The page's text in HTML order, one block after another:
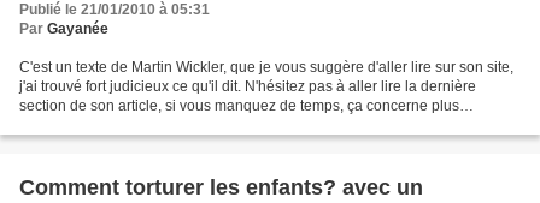
Publié le 21/01/2010 à 05:31
Par Gayanée
C'est un texte de Martin Wickler, que je vous suggère d'aller lire sur son site,
j'ai trouvé fort judicieux ce qu'il dit. N'hésitez pas à aller lire la dernière
section de son article, si vous manquez de temps, ça concerne plus
Comment torturer les enfants? avec un